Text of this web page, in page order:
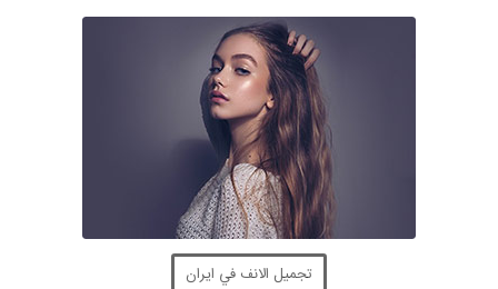
تجميل الانف في ايران